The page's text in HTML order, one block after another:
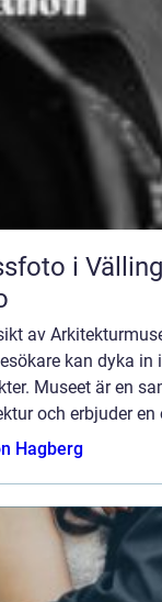
i
av
kan dyka
Museet är en
och erbjuder
Hagberg